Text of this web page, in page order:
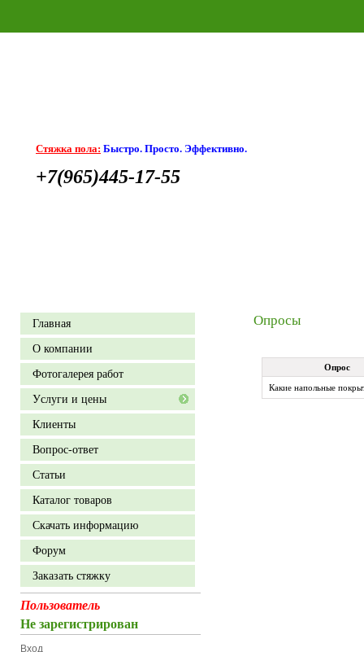
Стяжка пола: Быстро. Просто. Эффективно.
+7(965)445-17-55
Главная
О компании
Фотогалерея работ
Уcлуги и цены
Клиенты
Вопрос-ответ
Статьи
Каталог товаров
Скачать информацию
Форум
Заказать стяжку
Пользователь
Не зарегистрирован
Вход
Опросы
Опрос
Какие напольные